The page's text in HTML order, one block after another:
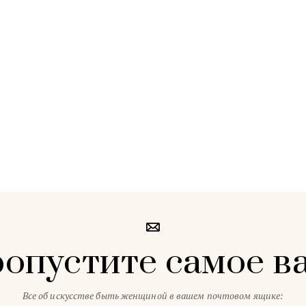
самое
Все об искусстве быть женщиной в вашем почтовом ящике: